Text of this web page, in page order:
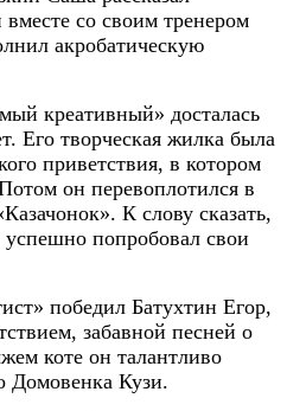
вместе со своим тренером
акробатическую
креативный» досталась
Его творческая жилка была
приветствия, в котором
он перевоплотился в
К слову сказать,
попробовал свои
победил Батухтин Егор,
забавной песней о
коте он талантливо
Домовенка Кузи.